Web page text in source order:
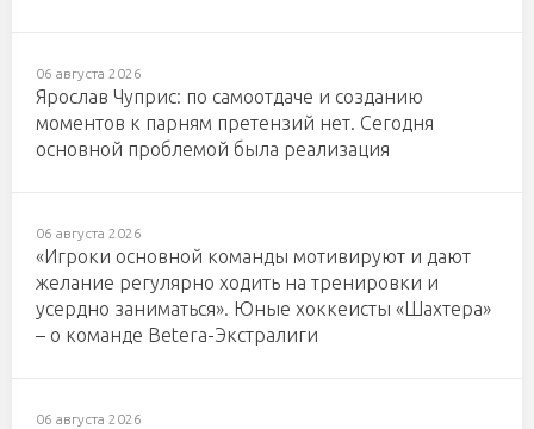
06 августа 2026
Ярослав Чуприс: по самоотдаче и созданию
моментов к парням претензий нет. Сегодня
основной проблемой была реализация
06 августа 2026
«Игроки основной команды мотивируют и дают
желание регулярно ходить на тренировки и
усердно заниматься». Юные хоккеисты «Шахтера»
– о команде Betera-Экстралиги
06 августа 2026